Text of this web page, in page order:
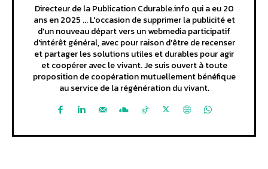
Directeur de la Publication Cdurable.info qui a eu 20
ans en 2025 ... L'occasion de supprimer la publicité et
d'un nouveau départ vers un webmedia participatif
d'intérêt général, avec pour raison d'être de recenser
et partager les solutions utiles et durables pour agir
et coopérer avec le vivant. Je suis ouvert à toute
proposition de coopération mutuellement bénéfique
au service de la régénération du vivant.